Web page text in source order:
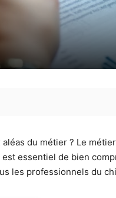
du métier ? Le
essentiel de bien
les professionnels du